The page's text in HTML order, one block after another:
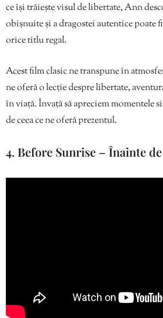
ce își trăiește visul de libertate, Ann
obișnuite și a dragostei autentice poate
orice titlu regal.
Acest film clasic ne transpune în
ne oferă o lecție despre libertate,
în viață. Învață să apreciem momentele
de ceea ce ne oferă prezentul.
4. Before Sunrise – Înainte